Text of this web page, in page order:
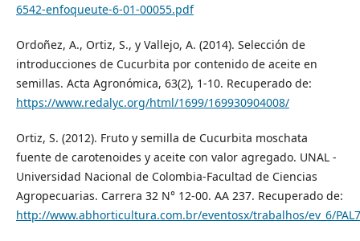
6542-enfoqueute-6-01-00055.pdf
Ordoñez, A., Ortiz, S., y Vallejo, A. (2014). Selección de
introducciones de Cucurbita por contenido de aceite en
semillas. Acta Agronómica, 63(2), 1-10. Recuperado de:
https://www.redalyc.org/html/1699/169930904008/
Ortiz, S. (2012). Fruto y semilla de Cucurbita moschata
fuente de carotenoides y aceite con valor agregado. UNAL -
Universidad Nacional de Colombia-Facultad de Ciencias
Agropecuarias. Carrera 32 N° 12-00. AA 237. Recuperado de:
http://www.abhorticultura.com.br/eventosx/trabalhos/ev_6/